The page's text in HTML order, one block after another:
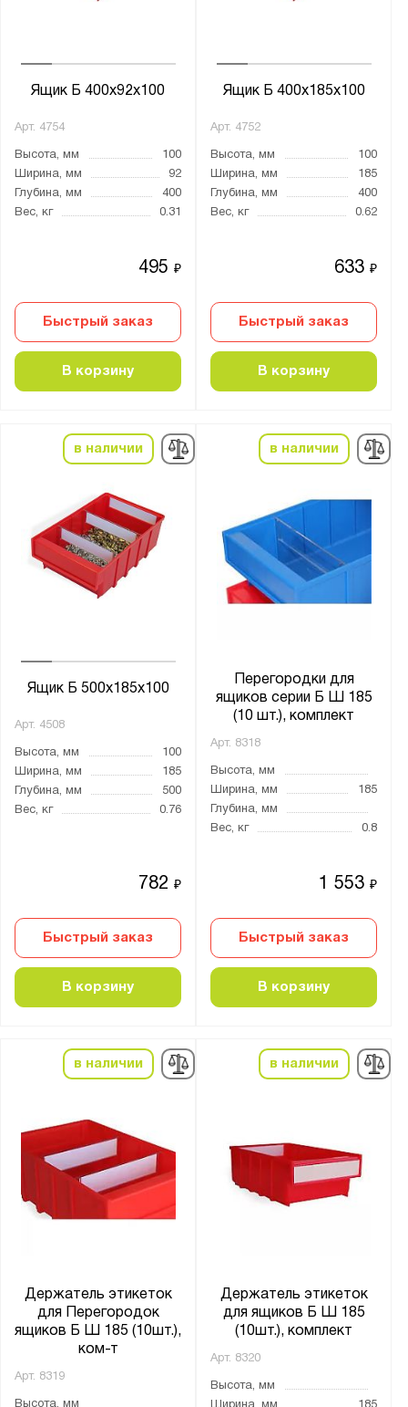
Ящик Б 400x92x100
Арт. 4754
Высота, мм
100
Ширина, мм
92
Глубина, мм
400
Вес, кг
0.31
495₽
Быстрый заказ
В корзину
Ящик Б 400х185х100
Арт. 4752
Высота, мм
100
Ширина, мм
185
Глубина, мм
400
Вес, кг
0.62
633₽
Быстрый заказ
В корзину
в наличии
Ящик Б 500х185х100
Арт. 4508
Высота, мм
100
Ширина, мм
185
Глубина, мм
500
Вес, кг
0.76
782₽
Быстрый заказ
В корзину
в наличии
Перегородки для
ящиков серии Б Ш 185
(10 шт.), комплект
Арт. 8318
Высота, мм
Ширина, мм
185
Глубина, мм
Вес, кг
0.8
1 553₽
Быстрый заказ
В корзину
в наличии
Держатель этикеток
для Перегородок
ящиков Б Ш 185 (10шт.),
ком-т
Арт. 8319
Высота, мм
в наличии
Держатель этикеток
для ящиков Б Ш 185
(10шт.), комплект
Арт. 8320
Высота, мм
Дно:
Диком
Промет
Тара.ру
Практик
Серия:
Logic Store
SK
Практик
Система 7000
Показать Сбросить